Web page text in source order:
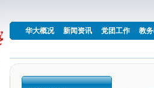
华大概况 新闻资讯 党团工作 教